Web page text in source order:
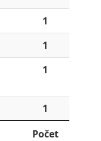
1
1
1
1
Počet